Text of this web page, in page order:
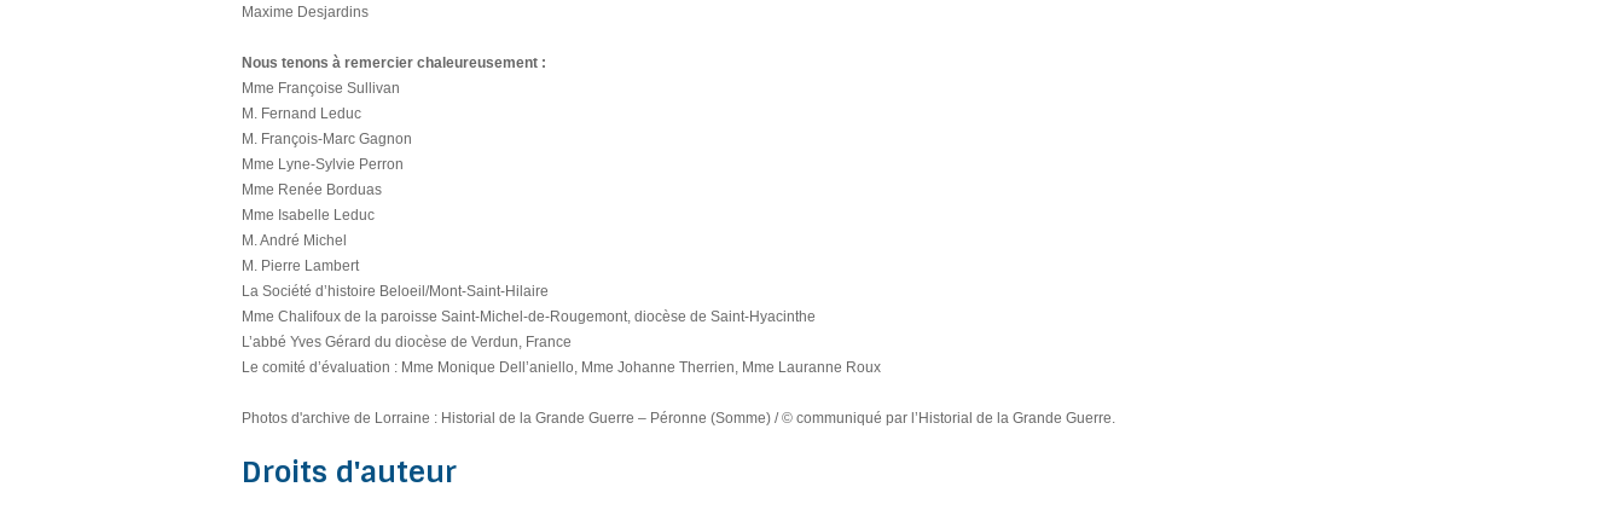
Maxime Desjardins
Nous tenons à remercier chaleureusement :
Mme Françoise Sullivan
M. Fernand Leduc
M. François-Marc Gagnon
Mme Lyne-Sylvie Perron
Mme Renée Borduas
Mme Isabelle Leduc
M. André Michel
M. Pierre Lambert
La Société d’histoire Beloeil/Mont-Saint-Hilaire
Mme Chalifoux de la paroisse Saint-Michel-de-Rougemont, diocèse de Saint-Hyacinthe
L’abbé Yves Gérard du diocèse de Verdun, France
Le comité d’évaluation : Mme Monique Dell’aniello, Mme Johanne Therrien, Mme Lauranne Roux
Photos d'archive de Lorraine : Historial de la Grande Guerre – Péronne (Somme) / © communiqué par l’Historial de la Grande Guerre.
Droits d'auteur